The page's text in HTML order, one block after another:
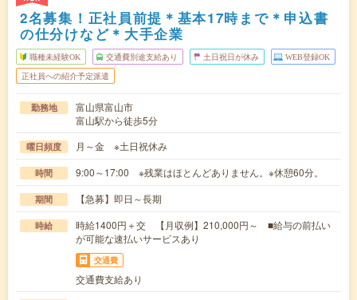
2名募集！正社員前提＊基本17時まで＊申込書
の仕分けなど＊大手企業
職種未経験OK 交通費別途支給あり 土日祝日が休み WEB登録OK
正社員への紹介予定派遣
勤務地
富山県富山市
富山駅から徒歩5分
曜日頻度 月～金 ※土日祝休み
時間 9:00～17:00 ※残業はほとんどありません。※休憩60分。
期間 【急募】即日～長期
時給
時給1400円＋交 【月収例】210,000円～ ■給与の前払い
が可能な速払いサービスあり
交通費
交通費支給あり